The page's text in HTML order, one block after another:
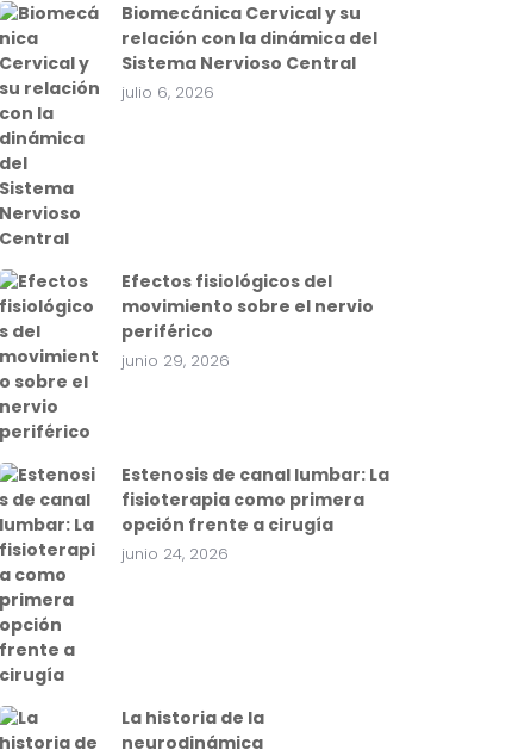
Biomecánica Cervical y su
relación con la dinámica del
Sistema Nervioso Central
julio 6, 2026
Efectos fisiológicos del
movimiento sobre el nervio
periférico
junio 29, 2026
Estenosis de canal lumbar: La
fisioterapia como primera
opción frente a cirugía
junio 24, 2026
La historia de la
neurodinámica